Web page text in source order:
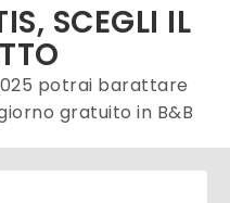
SCEGLI IL
potrai barattare
gratuito in B&B